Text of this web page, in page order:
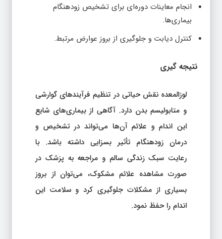
انجام معاینات دوره‌ای برای تشخیص زودهنگام
بیماری‌ها.
کنترل دیابت و جلوگیری از بروز عوارض مرتبط.
نتیجه‌ گیری
لوزالمعده نقش حیاتی در تنظیم فرآیندهای گوارشی
و متابولیسم بدن دارد. آگاهی از بیماری‌های شایع
این اندام و علائم آن‌ها می‌تواند در تشخیص و
درمان زودهنگام تأثیر بسزایی داشته باشد. با
رعایت سبک زندگی سالم و مراجعه به پزشک در
صورت مشاهده علائم مشکوک، می‌توان از بروز
بسیاری از مشکلات جلوگیری کرد و سلامت این
اندام را حفظ نمود.